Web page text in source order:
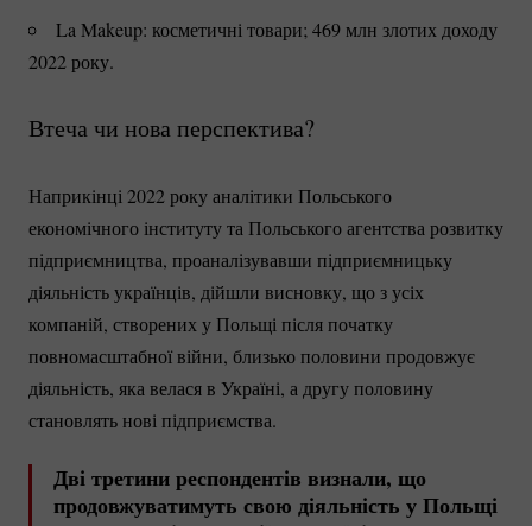
La Makeup: косметичні товари; 469 млн злотих доходу
2022 року.
Втеча чи нова перспектива?
Наприкінці 2022 року аналітики Польського
економічного інституту та Польського агентства розвитку
підприємництва, проаналізувавши підприємницьку
діяльність українців, дійшли висновку, що з усіх
компаній, створених у Польщі після початку
повномасштабної війни, близько половини продовжує
діяльність, яка велася в Україні, а другу половину
становлять нові підприємства.
Дві третини респондентів визнали, що
продовжуватимуть свою діяльність у Польщі